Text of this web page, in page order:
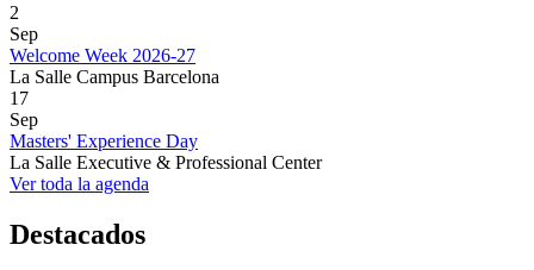
2
Sep
Welcome Week 2026-27
La Salle Campus Barcelona
17
Sep
Masters' Experience Day
La Salle Executive & Professional Center
Ver toda la agenda
Destacados